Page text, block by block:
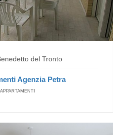
del Tronto
Agenzia Petra
APPARTAMENTI